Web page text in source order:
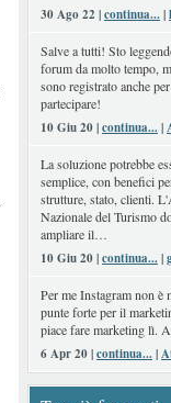
30 Ago 22 |continua...|
Salve a tutti! Sto
forum da molto tempo,
sono registrato anche per
partecipare!
10 Giu 20 |continua...|
La soluzione potrebbe
semplice, con benefici
strutture, stato, clienti.
Nazionale del Turismo
ampliare il…
10 Giu 20 |continua...|
Per me Instagram non è
punte forte per il
piace fare marketing lì.
6 Apr 20 |continua...|